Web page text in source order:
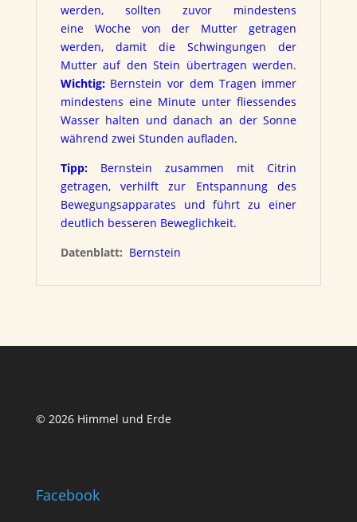
werden, sollten zuvor mindestens
eine Woche von der Mutter getragen
werden, damit die Schwingungen der
Mutter auf den Stein übertragen werden.
Wichtig: Bernstein vor dem Tragen immer
mindestens eine Minute unter fliessendes
Wasser halten und danach an der Sonne
während zwei Stunden aufladen.
Tipp: Bernstein zusammen mit Citrin
getragen, verhilft zur Entspannung des
Bewegungsapparates und führt zu einer
deutlich besseren Beweglichkeit.
Datenblatt: Bernstein
© 2026 Himmel und Erde
Facebook